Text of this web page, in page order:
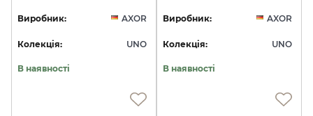
Виробник: AXOR
Колекція: UNO
В наявності
Виробник: AXOR
Колекція: UNO
В наявності